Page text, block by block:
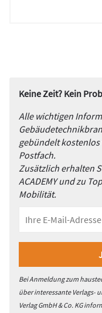
Keine Zeit? Kein
Alle wichtigen
gebündelt kostenlos
Postfach.
Zusätzlich erhalten
ACADEMY und zu
Mobilität.
Bei Anmeldung zum
über interessante Verlags-
Verlag GmbH & Co. KG